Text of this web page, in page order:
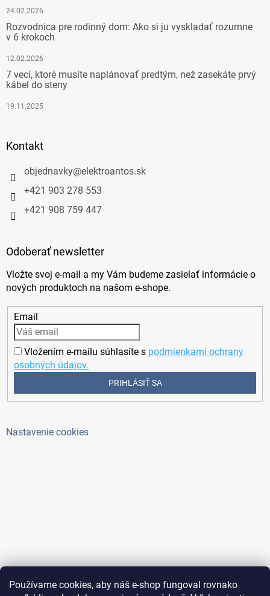
Používame cookies, aby náš e-shop fungoval rovnako
24.02.2026
Rozvodnica pre rodinný dom: Ako si ju vyskladať rozumne
v 6 krokoch
12.02.2026
7 vecí, ktoré musíte naplánovať predtým, než zasekáte prvý
kábel do steny
19.11.2025
Kontakt
objednavky@elektroantos.sk
+421 903 278 553
+421 908 759 447
Odoberať newsletter
Vložte svoj e-mail a my Vám budeme zasielať informácie o
nových produktoch na našom e-shope.
Email
Vložením e-mailu súhlasíte s podmienkami ochrany
osobných údajov.
PRIHLÁSIŤ SA
Nastavenie cookies